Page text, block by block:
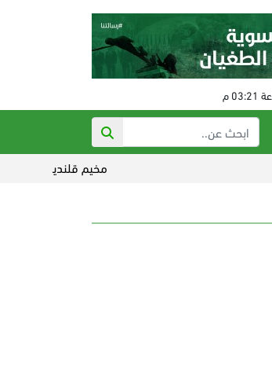
مخيم قلنديا تحت النار..